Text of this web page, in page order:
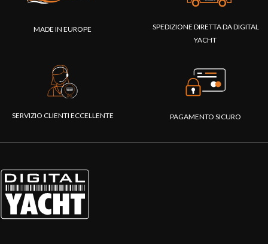
MADE IN EUROPE
SPEDIZIONE DIRETTA DA DIGITAL
YACHT
SERVIZIO CLIENTI ECCELLENTE PAGAMENTO SICURO